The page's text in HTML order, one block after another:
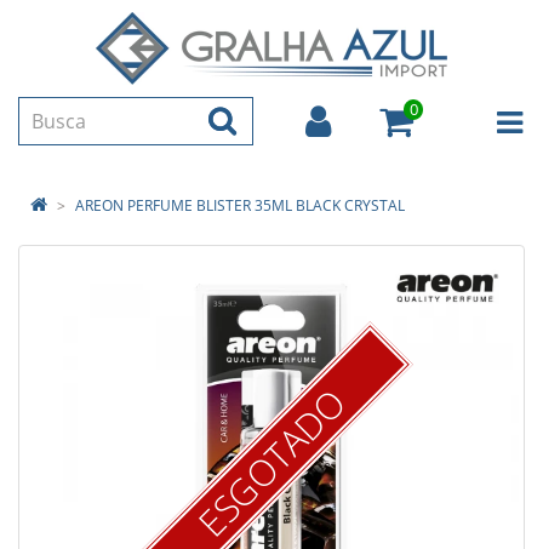
0
AREON PERFUME BLISTER 35ML BLACK CRYSTAL
ESGOTADO